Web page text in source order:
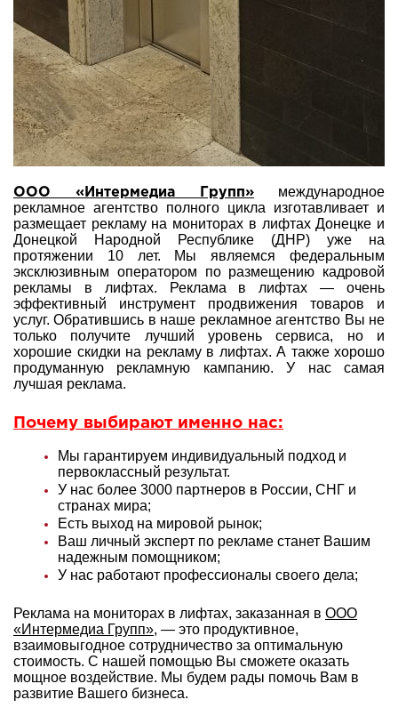
ООО «Интермедиа Групп» международное
рекламное агентство полного цикла изготавливает и
размещает рекламу на мониторах в лифтах Донецке и
Донецкой Народной Республике (ДНР) уже на
протяжении 10 лет. Мы являемся федеральным
эксклюзивным оператором по размещению кадровой
рекламы в лифтах. Реклама в лифтах — очень
эффективный инструмент продвижения товаров и
услуг. Обратившись в наше рекламное агентство Вы не
только получите лучший уровень сервиса, но и
хорошие скидки на рекламу в лифтах. А также хорошо
продуманную рекламную кампанию. У нас самая
лучшая реклама.
Почему выбирают именно нас:
Мы гарантируем индивидуальный подход и
первоклассный результат.
У нас более 3000 партнеров в России, СНГ и
странах мира;
Есть выход на мировой рынок;
Ваш личный эксперт по рекламе станет Вашим
надежным помощником;
У нас работают профессионалы своего дела;
Реклама на мониторах в лифтах, заказанная в ООО
«Интермедиа Групп», — это продуктивное,
взаимовыгодное сотрудничество за оптимальную
стоимость. С нашей помощью Вы сможете оказать
мощное воздействие. Мы будем рады помочь Вам в
развитие Вашего бизнеса.